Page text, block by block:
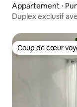
Appartement ⋅
Duplex exclusif
Coup de cœur
Coup de cœur